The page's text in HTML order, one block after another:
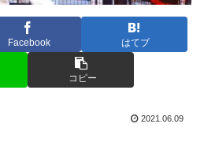
Facebook はてブ
コピー
2021.06.09